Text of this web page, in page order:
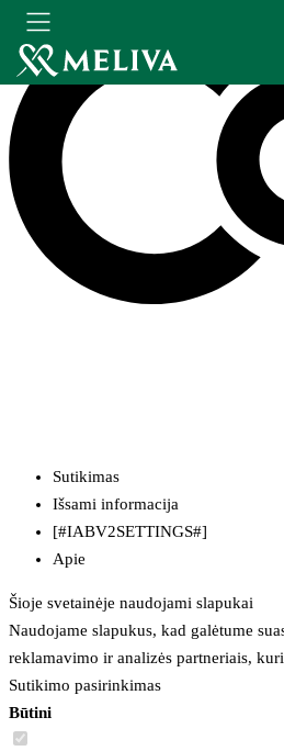
Sutikimas
Išsami informacija
[#IABV2SETTINGS#]
Apie
Šioje svetainėje naudojami slapukai
Naudojame slapukus, kad galėtume
reklamavimo ir analizės partneriais,
Sutikimo pasirinkimas
Būtini